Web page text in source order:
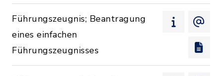
Führungszeugnis; Beantragung
eines einfachen
Führungszeugnisses